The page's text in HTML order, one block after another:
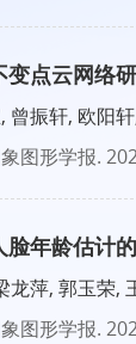
变点云网络
曾振轩, 欧阳
图形学报.
脸年龄估计
龙萍, 郭玉荣,
图形学报.